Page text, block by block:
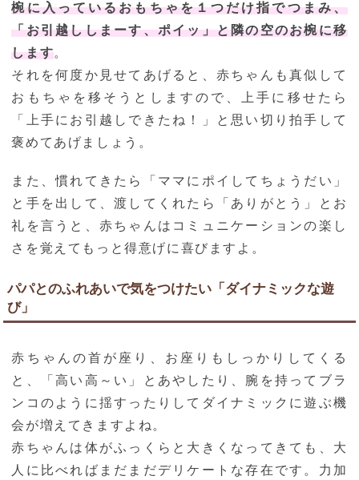
椀に入っているおもちゃを１つだけ指でつまみ、
「お引越ししまーす、ポイッ」と隣の空のお椀に移
します。
それを何度か見せてあげると、赤ちゃんも真似して
おもちゃを移そうとしますので、上手に移せたら
「上手にお引越しできたね！」と思い切り拍手して
褒めてあげましょう。
また、慣れてきたら「ママにポイしてちょうだい」
と手を出して、渡してくれたら「ありがとう」とお
礼を言うと、赤ちゃんはコミュニケーションの楽し
さを覚えてもっと得意げに喜びますよ。
パパとのふれあいで気をつけたい「ダイナミックな遊
び」
赤ちゃんの首が座り、お座りもしっかりしてくる
と、「高い高～い」とあやしたり、腕を持ってブラ
ンコのように揺すったりしてダイナミックに遊ぶ機
会が増えてきますよね。
赤ちゃんは体がふっくらと大きくなってきても、大
人に比べればまだまだデリケートな存在です。力加